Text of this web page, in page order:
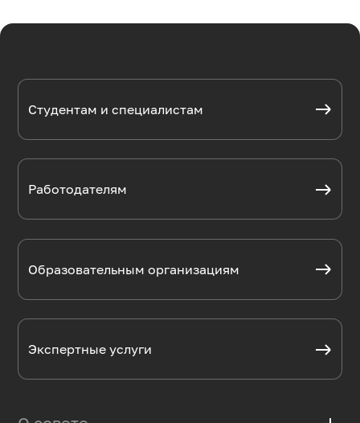
Студентам и специалистам
Работодателям
Образовательным организациям
Экспертные услуги